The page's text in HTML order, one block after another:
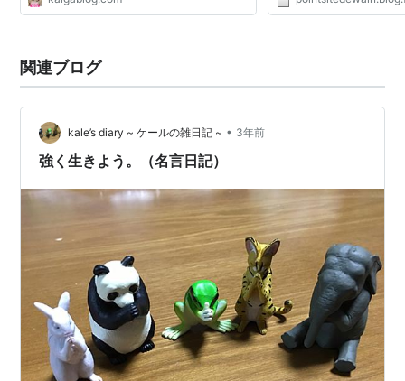
関連ブログ
kale’s diary ~ ケールの雑日記 ~ • 3年前
強く生きよう。（名言日記）